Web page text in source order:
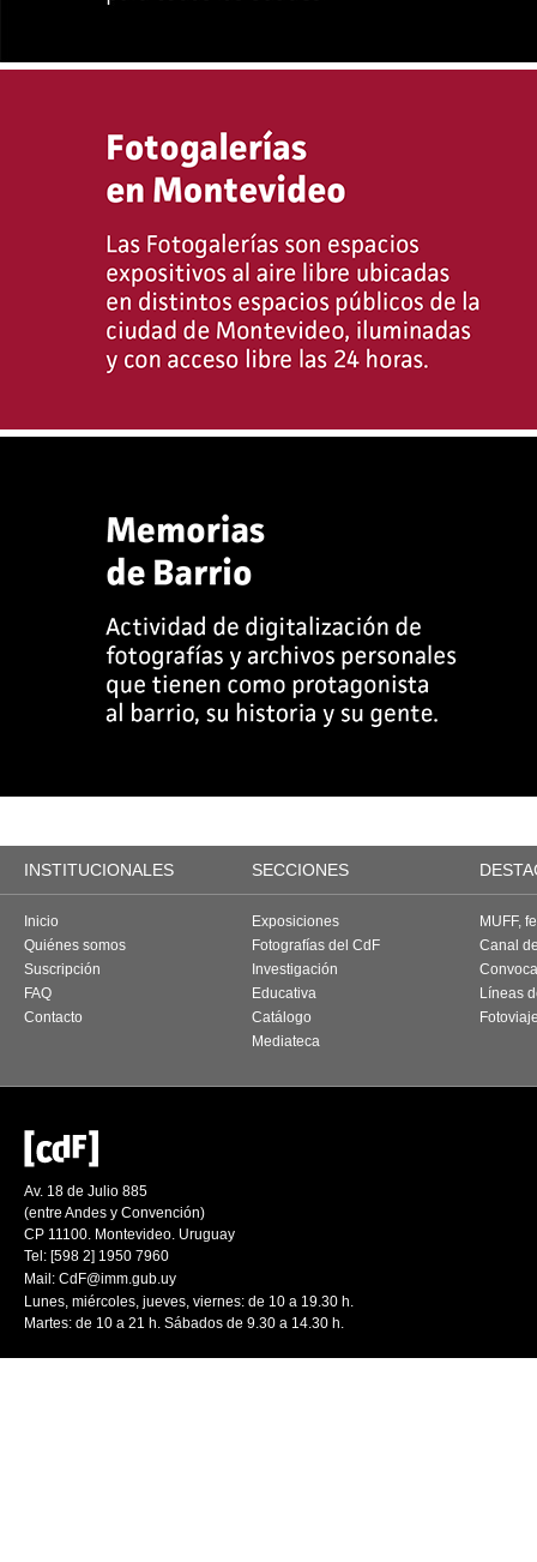
INSTITUCIONALES SECCIONES
Inicio
Quiénes somos
Suscripción
FAQ
Contacto
Exposiciones
Fotografías del CdF
Investigación
Educativa
Catálogo
Mediateca
MUFF,
Canal
Líneas
Av. 18 de Julio 885
(entre Andes y Convención)
CP 11100. Montevideo. Uruguay
Tel: [598 2] 1950 7960
Mail: CdF@imm.gub.uy
Lunes, miércoles, jueves, viernes: de 10 a 19.30 h.
Martes: de 10 a 21 h. Sábados de 9.30 a 14.30 h.